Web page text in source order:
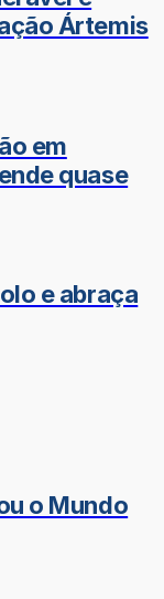
Ártemis
em
quase
e abraça
o Mundo